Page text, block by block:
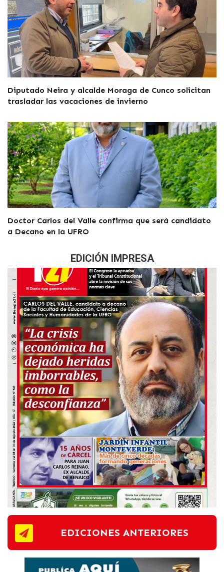
Diputado Neira y alcalde Moraga de Cunco solicitan
trasladar las vacaciones de invierno
Doctor Carlos del Valle confirma que será candidato
a Decano en la UFRO
EDICIÓN IMPRESA
EDICIONES ANTERIORES